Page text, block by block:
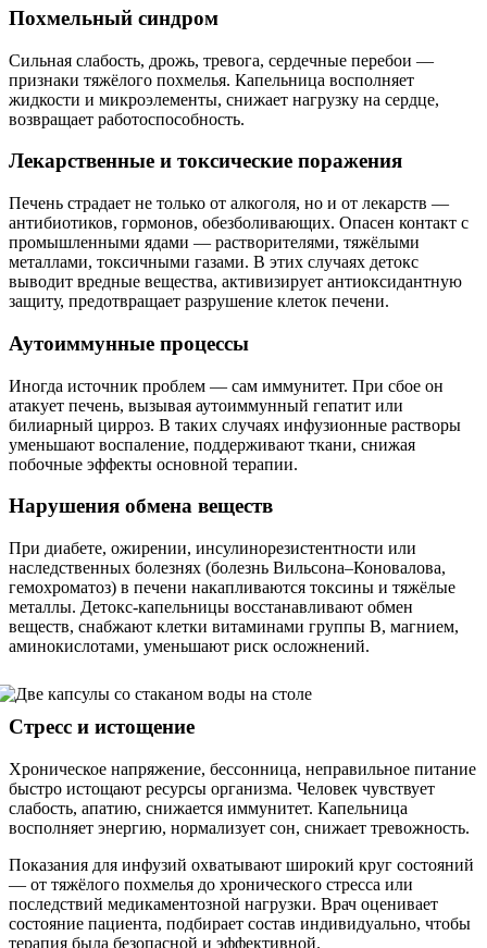
Похмельный синдром
Сильная слабость, дрожь, тревога, сердечные перебои —
признаки тяжёлого похмелья. Капельница восполняет
жидкости и микроэлементы, снижает нагрузку на сердце,
возвращает работоспособность.
Лекарственные и токсические поражения
Печень страдает не только от алкоголя, но и от лекарств —
антибиотиков, гормонов, обезболивающих. Опасен контакт с
промышленными ядами — растворителями, тяжёлыми
металлами, токсичными газами. В этих случаях детокс
выводит вредные вещества, активизирует антиоксидантную
защиту, предотвращает разрушение клеток печени.
Аутоиммунные процессы
Иногда источник проблем — сам иммунитет. При сбое он
атакует печень, вызывая аутоиммунный гепатит или
билиарный цирроз. В таких случаях инфузионные растворы
уменьшают воспаление, поддерживают ткани, снижая
побочные эффекты основной терапии.
Нарушения обмена веществ
При диабете, ожирении, инсулинорезистентности или
наследственных болезнях (болезнь Вильсона–Коновалова,
гемохроматоз) в печени накапливаются токсины и тяжёлые
металлы. Детокс-капельницы восстанавливают обмен
веществ, снабжают клетки витаминами группы B, магнием,
аминокислотами, уменьшают риск осложнений.
Стресс и истощение
Хроническое напряжение, бессонница, неправильное питание
быстро истощают ресурсы организма. Человек чувствует
слабость, апатию, снижается иммунитет. Капельница
восполняет энергию, нормализует сон, снижает тревожность.
Показания для инфузий охватывают широкий круг состояний
— от тяжёлого похмелья до хронического стресса или
последствий медикаментозной нагрузки. Врач оценивает
состояние пациента, подбирает состав индивидуально, чтобы
терапия была безопасной и эффективной.